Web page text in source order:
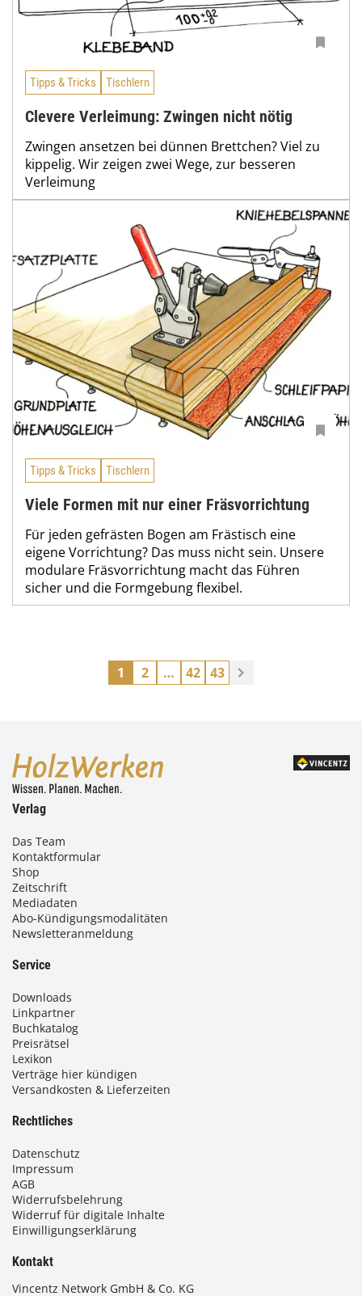
Tipps & Tricks Tischlern
Clevere Verleimung: Zwingen nicht nötig
Zwingen ansetzen bei dünnen Brettchen? Viel zu
kippelig. Wir zeigen zwei Wege, zur besseren
Verleimung
Tipps & Tricks Tischlern
Viele Formen mit nur einer Fräsvorrichtung
Für jeden gefrästen Bogen am Frästisch eine
eigene Vorrichtung? Das muss nicht sein. Unsere
modulare Fräsvorrichtung macht das Führen
sicher und die Formgebung flexibel.
1 2 … 42 43
Verlag
Das Team
Kontaktformular
Shop
Zeitschrift
Mediadaten
Abo-Kündigungsmodalitäten
Newsletteranmeldung
Service
Downloads
Linkpartner
Buchkatalog
Preisrätsel
Lexikon
Verträge hier kündigen
Versandkosten & Lieferzeiten
Rechtliches
Datenschutz
Impressum
AGB
Widerrufsbelehrung
Widerruf für digitale Inhalte
Einwilligungserklärung
Kontakt
Vincentz Network GmbH & Co. KG